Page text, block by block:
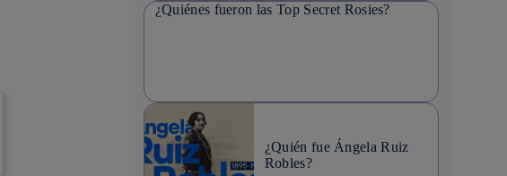
¿Quiénes fueron las Top Secret Rosies?
¿Quién fue Ángela Ruiz
Robles?